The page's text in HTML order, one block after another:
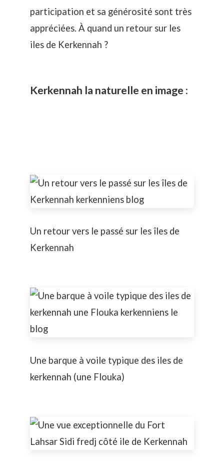
participation et sa générosité sont très
appréciées. À quand un retour sur les
iles de Kerkennah ?
Kerkennah la naturelle en image :
Un retour vers le passé sur les îles de
Kerkennah
Une barque à voile typique des iles de
kerkennah (une Flouka)